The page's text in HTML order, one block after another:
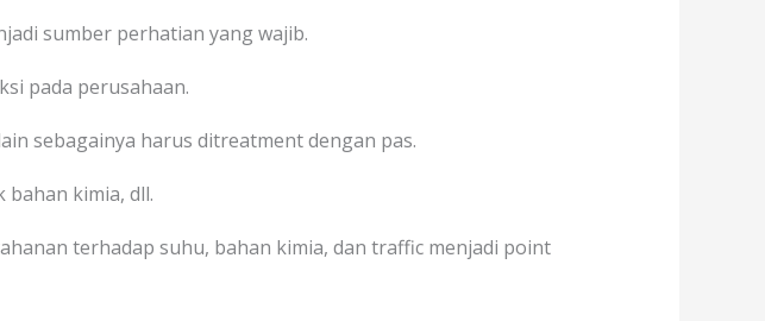
sumber perhatian yang wajib.
pada perusahaan.
sebagainya harus ditreatment dengan pas.
kimia, dll.
terhadap suhu, bahan kimia, dan traffic menjadi point